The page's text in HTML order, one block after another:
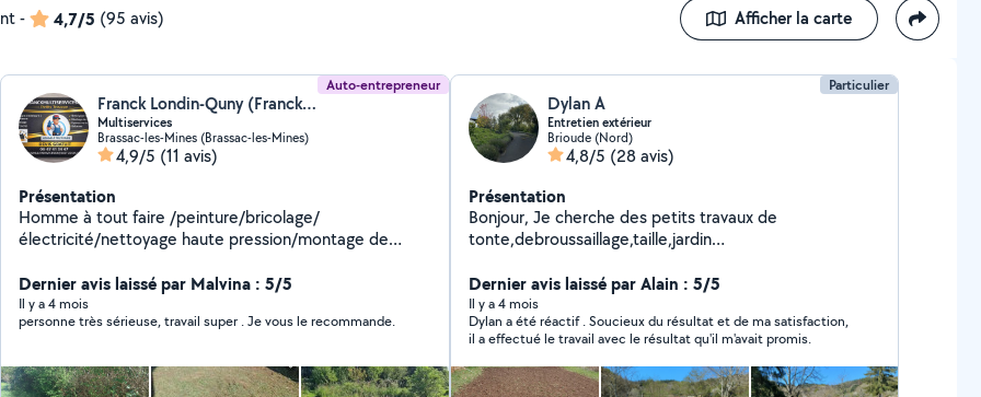
- 4,7/5 (95 avis) Afficher la carte
Auto-entrepreneur
Franck Londin-Quny (Franckmultiservices63@outlook.fr)
Multiservices
Brassac-les-Mines (Brassac-les-Mines)
4,9/5 (11 avis)
Présentation
Homme à tout faire /peinture/bricolage/
électricité/nettoyage haute pression/montage de
vos travaux seul ou vous n'y arrivez pas un meuble à
monté?, un petit chantier qui vous dépasse?.je vous
accompagne et vous aide dans vos petit travaux du
Dernier avis laissé par Malvina : 5/5
Il y a 4 mois
personne très sérieuse, travail super . Je vous le recommande.
Particulier
Dylan A
Entretien extérieur
Brioude (Nord)
4,8/5 (28 avis)
Présentation
Bonjour, Je cherche des petits travaux de
tonte,debroussaillage,taille,jardin
contacter Ça sera avec plaisir.
Dernier avis laissé par Alain : 5/5
Il y a 4 mois
Dylan a été réactif . Soucieux du résultat et de ma satisfaction,
il a effectué le travail avec le résultat qu'il m'avait promis.